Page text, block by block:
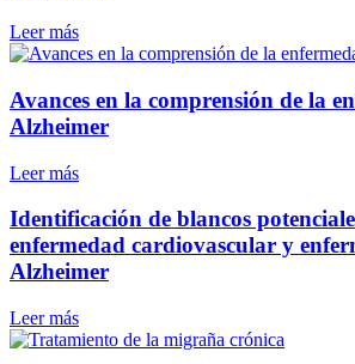
Leer más
Avances en la comprensión de la
Alzheimer
Leer más
Identificación de blancos
enfermedad cardiovascular y
Alzheimer
Leer más